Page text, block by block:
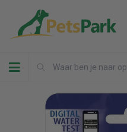
Toggle navigation